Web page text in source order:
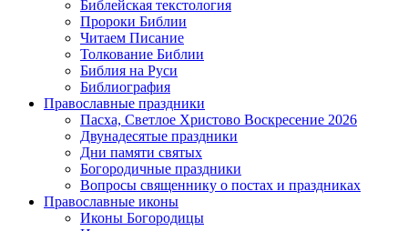
Библейская текстология
Пророки Библии
Читаем Писание
Толкование Библии
Библия на Руси
Библиография
Православные праздники
Пасха, Светлое Христово Воскресение 2026
Двунадесятые праздники
Дни памяти святых
Богородичные праздники
Вопросы священнику о постах и праздниках
Православные иконы
Иконы Богородицы